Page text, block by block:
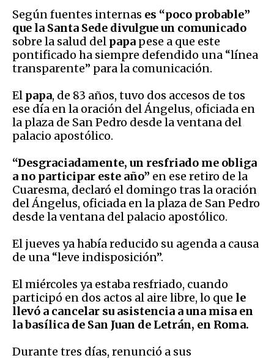
Según fuentes internas es “poco probable”
que la Santa Sede divulgue un comunicado
sobre la salud del papa pese a que este
pontificado ha siempre defendido una “línea
transparente” para la comunicación.
El papa, de 83 años, tuvo dos accesos de tos
ese día en la oración del Ángelus, oficiada en
la plaza de San Pedro desde la ventana del
palacio apostólico.
“Desgraciadamente, un resfriado me obliga
a no participar este año” en ese retiro de la
Cuaresma, declaró el domingo tras la oración
del Ángelus, oficiada en la plaza de San Pedro
desde la ventana del palacio apostólico.
El jueves ya había reducido su agenda a causa
de una “leve indisposición”.
El miércoles ya estaba resfriado, cuando
participó en dos actos al aire libre, lo que le
llevó a cancelar su asistencia a una misa en
la basílica de San Juan de Letrán, en Roma.
Durante tres días, renunció a sus